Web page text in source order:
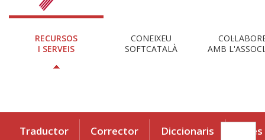
RECURSOS
I SERVEIS
CONEIXEU
SOFTCATALÀ
AMB
Traductor Corrector Diccionaris Eines